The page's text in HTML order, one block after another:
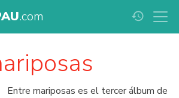
.com history
Entre mariposas es el tercer álbum de